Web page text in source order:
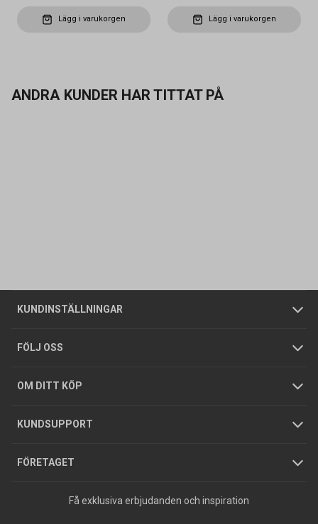
Lägg i varukorgen Lägg i varukorgen
ANDRA KUNDER HAR TITTAT PÅ
KUNDINSTÄLLNINGAR
Företagskund / Privatkund
FÖLJ OSS
OM DITT KÖP
Allmänna försäljningsvillkor
Integritetspolicy
GDPR
KUNDSUPPORT
Butiker
Foldrar och kataloger
Köpguider
Varumärken
FÖRETAGET
Om oss
Tjänster
Hållbarhet
Jobba hos oss
Press
Få exklusiva erbjudanden och inspiration